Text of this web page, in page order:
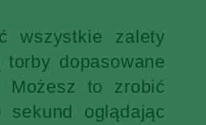
wszystkie zalety
dopasowane
Możesz to zrobić
oglądając